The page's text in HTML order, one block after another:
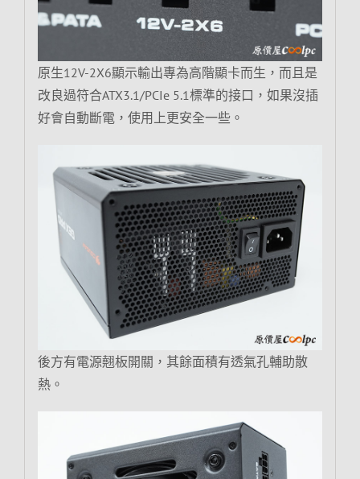
原生12V-2X6顯示輸出專為高階顯卡而生，而且是
改良過符合ATX3.1/PCIe 5.1標準的接口，如果沒插
好會自動斷電，使用上更安全一些。
後方有電源翹板開關，其餘面積有透氣孔輔助散
熱。